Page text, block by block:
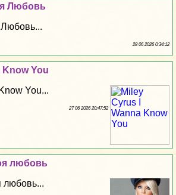
Любовь
28 06 2026 0:34:12
Know You
You...
27 06 2026 20:47:52
любовь